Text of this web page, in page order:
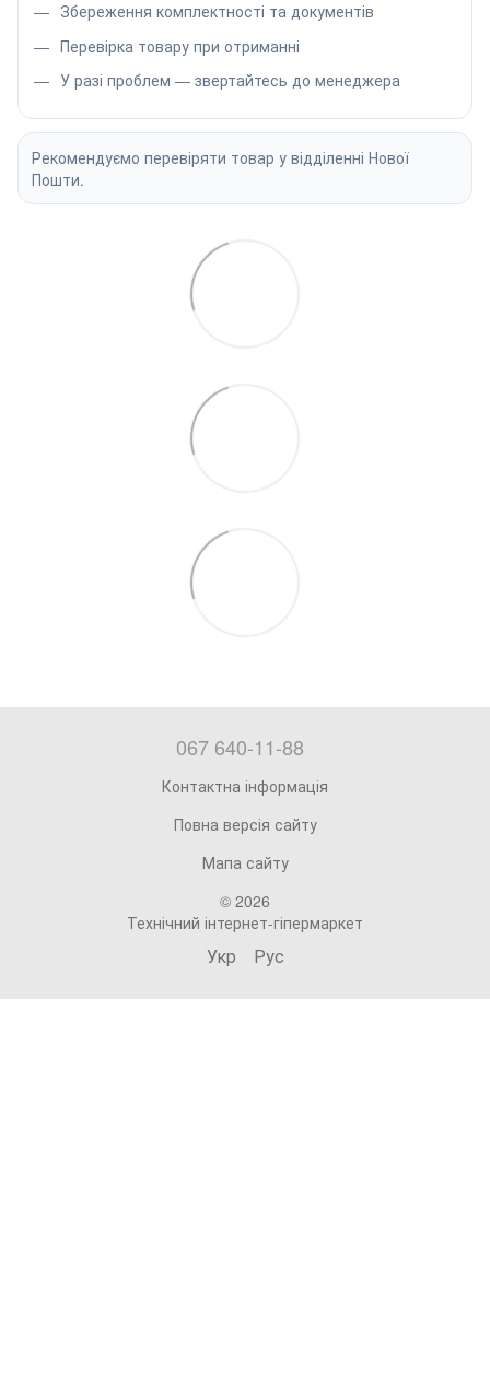
Збереження комплектності та документів
Перевірка товару при отриманні
У разі проблем — звертайтесь до менеджера
Рекомендуємо перевіряти товар у відділенні Нової
Пошти.
067 640-11-88
Контактна інформація
Повна версія сайту
Мапа сайту
© 2026
Технічний інтернет-гіпермаркет
Укр Рус